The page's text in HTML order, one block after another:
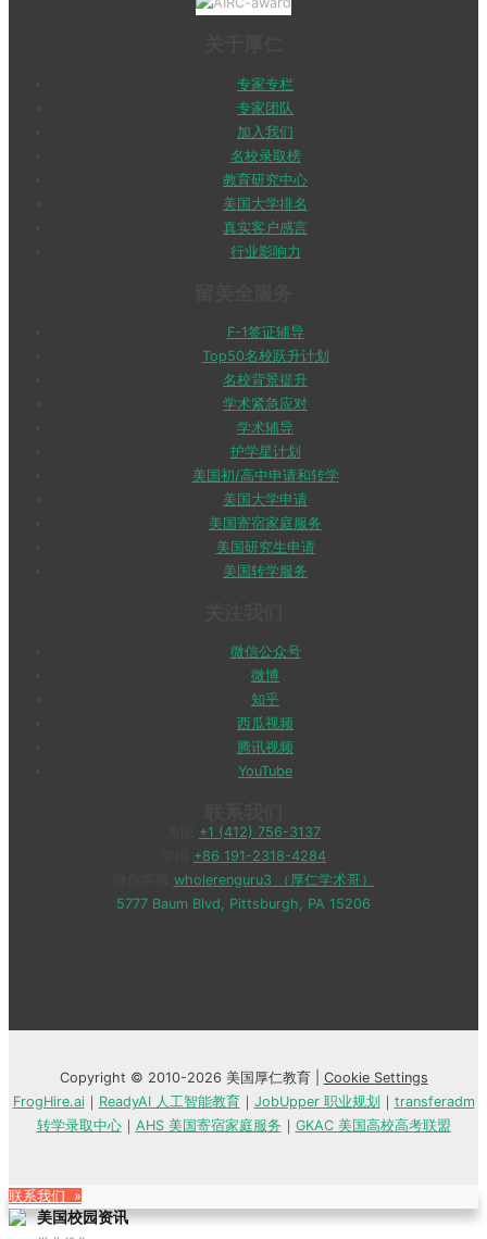
专家专栏
专家团队
加入我们
名校录取榜
教育研究中心
美国大学排名
真实客户感言
行业影响力
F-1签证辅导
Top50名校跃升计划
名校背景提升
学术紧急应对
学术辅导
护学星计划
美国初/高中申请和转学
美国大学申请
美国寄宿家庭服务
美国研究生申请
美国转学服务
微信公众号
微博
知乎
西瓜视频
腾讯视频
YouTube
+1 (412) 756-3137
+86 191-2318-4284
wholerenguru3 （厚仁学术哥）
5777 Baum Blvd, Pittsburgh, PA 15206
Copyright © 2010-2026 美国厚仁教育 | Cookie Settings
FrogHire.ai｜ ReadyAI 人工智能教育｜ JobUpper 职业规划 ｜ transferadm
转学录取中心｜ AHS 美国寄宿家庭服务 ｜ GKAC 美国高校高考联盟
联系我们 »
美国校园资讯